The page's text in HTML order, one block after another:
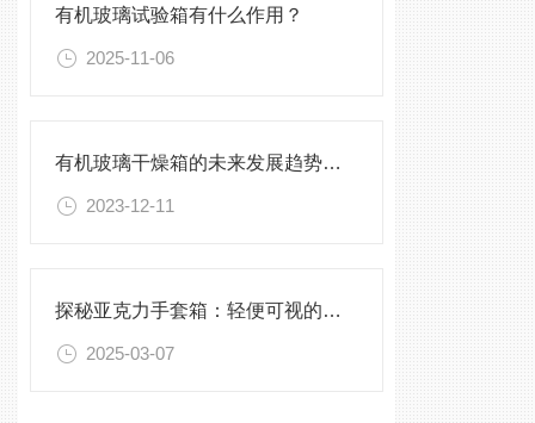
有机玻璃试验箱有什么作用？
2025-11-06
有机玻璃干燥箱的未来发展趋势与挑战
2023-12-11
探秘亚克力手套箱：轻便可视的实验好帮手
2025-03-07